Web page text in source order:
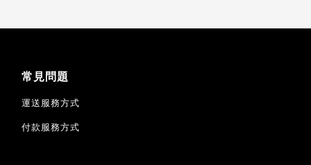
常見問題
運送服務方式
付款服務方式